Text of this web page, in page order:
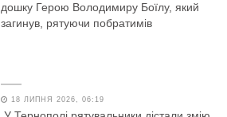
дошку Герою Володимиру Боїлу, який
загинув, рятуючи побратимів
18 ЛИПНЯ 2026, 06:19